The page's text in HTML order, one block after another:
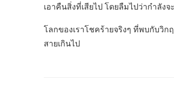
เอาคืนสิ่งที่เสียไป โดยลืมไปว่ากำลัง
โลกของเราโชคร้ายจริงๆ ที่พบกับวิก
สายเกินไป